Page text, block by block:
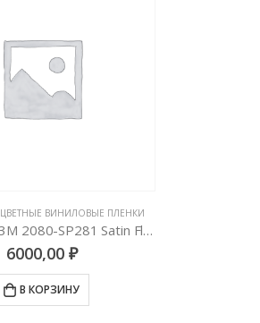
ЦВЕТНЫЕ ВИНИЛОВЫЕ ПЛЕНКИ
Автовинил 3M 2080-SP281 Satin Flip Psychedelic
6000,00 ₽
В КОРЗИНУ